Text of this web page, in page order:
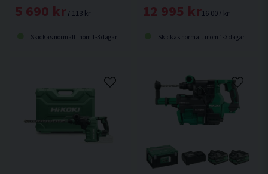
7 113 kr
5 690 kr
Skickas normalt inom 1-3 dagar
16 007 kr
12 995 kr
Skickas normalt inom 1-3 dagar